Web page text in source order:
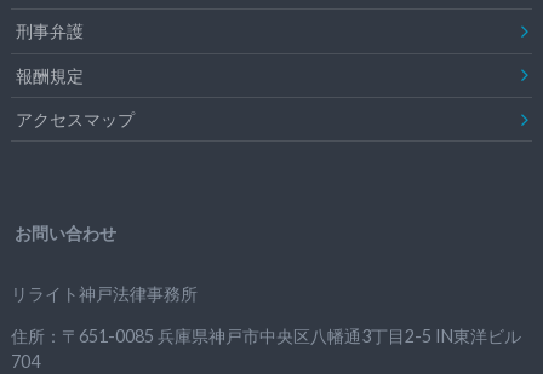
刑事弁護
報酬規定
アクセスマップ
お問い合わせ
リライト神戸法律事務所
住所：〒651-0085 兵庫県神戸市中央区八幡通3丁目2-5 IN東洋ビル
704